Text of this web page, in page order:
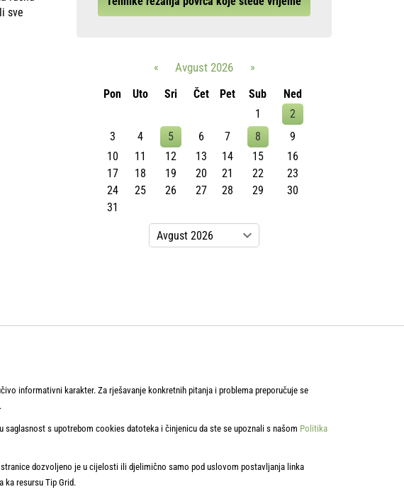
sve
« Avgust 2026
»
Pon
Uto Sri Čet Pet Sub
Ned
1
2
3
4 5 6 7 8
9
10
11 12 13 14 15
16
17
18 19 20 21 22
23
24
25 26 27 28 29
30
31
informativni karakter. Za rješavanje konkretnih pitanja i problema preporučuje se
s upotrebom cookies datoteka i činjenicu da ste se upoznali s našom Politika
dozvoljeno je u cijelosti ili djelimično samo pod uslovom postavljanja linka
ka resursu Tip Grid.